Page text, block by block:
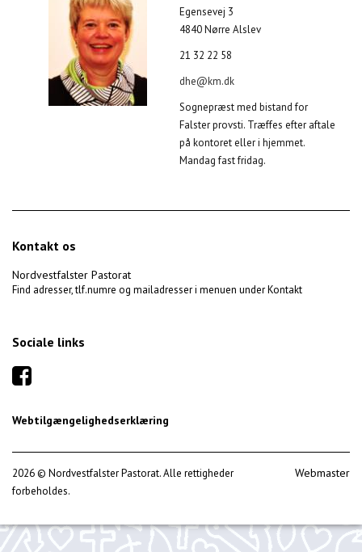
Egensevej 3
4840 Nørre Alslev
21 32 22 58
dhe@km.dk
Sognepræst med bistand for
Falster provsti. Træffes efter aftale
på kontoret eller i hjemmet.
Mandag fast fridag.
Kontakt os
Nordvestfalster Pastorat
Find adresser, tlf.numre og mailadresser i menuen under Kontakt
Sociale links
Webtilgængelighedserklæring
2026 © Nordvestfalster Pastorat. Alle rettigheder
forbeholdes.
Webmaster